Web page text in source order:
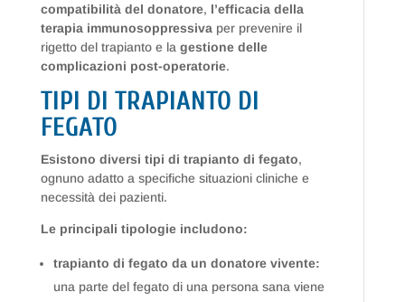
compatibilità del donatore, l’efficacia della
terapia immunosoppressivaper prevenire il
rigetto del trapianto e la gestione delle
complicazioni post-operatorie.
TIPI DI TRAPIANTO DI
FEGATO
Esistono diversi tipi di trapianto di fegato,
ognuno adatto a specifiche situazioni cliniche e
necessità dei pazienti.
Le principali tipologie includono:
trapianto di fegato da un donatore vivente:
una parte del fegato di una persona sana viene